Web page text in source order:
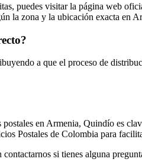
puedes visitar la página web
la zona y la ubicación exacta en
a que el proceso de
en Armenia, Quindío es
Postales de Colombia para
si tienes alguna